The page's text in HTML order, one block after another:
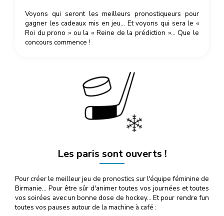
Voyons qui seront les meilleurs pronostiqueurs pour
gagner les cadeaux mis en jeu… Et voyons qui sera le «
Roi du prono » ou la « Reine de la prédiction »… Que le
concours commence !
Les paris sont ouverts !
Pour créer le meilleur jeu de pronostics sur l'équipe féminine de
Birmanie… Pour être sûr d'animer toutes vos journées et toutes
vos soirées avec un bonne dose de hockey… Et pour rendre fun
toutes vos pauses autour de la machine à café :